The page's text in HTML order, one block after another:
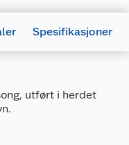
Spesifikasjoner
utført i herdet